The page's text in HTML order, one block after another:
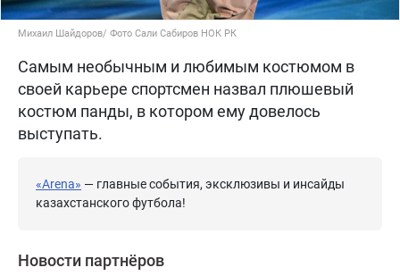
Михаил Шайдоров/ Фото Сали Сабиров НОК РК
Самым необычным и любимым костюмом в
своей карьере спортсмен назвал плюшевый
костюм панды, в котором ему довелось
выступать.
«Arena» — главные события, эксклюзивы и инсайды
казахстанского футбола!